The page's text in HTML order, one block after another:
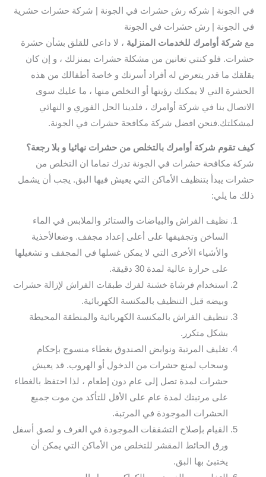
في الجونة | شركه رش حشرات في الجونة | شركة حشرات حشرية
في الجونة | رش حشرات في الجونة
مع شركة أوامرك للخدمات المنزلية ، لا داعي للقلق بشأن حشرة
حشرات. فلو كنتي تعانين من مشكلة حشرات بمنزلك ، و إن كان
يقلقك ما قدر يتعرض له أفراد أسرتك و خاصة أطفالك من هذه
الحشرة التي لا يمكنك رؤيتها أو التخلص منها ، ما عليك سوى
الاتصال بنا في شركة أوامرك ، فلدينا الحل الفوري و النهائي
لمشكلتك.فنحن افضل شركة مكافحة حشرات في الجونة.
كيف تقوم شركة أوامرك بالتخلص من حشرات نهائيا و بلا رجعة؟
شركة مكافحة حشرات في الجونة تدرك تماما ان التخلص من
حشرات يبدأ بتنظيف الأماكن التي يعيش فيها البق. يجب أن يشمل
ذلك ما يلي:
نظيف الفراش والبياضات والستائر والملابس في الماء
الساخن وتجفيفها على أعلى إعداد مجفف. وضعالأحذية
والأشياء الأخرى التي لا يمكن غسلها في المجفف و تشغيلها
على حرارة عالية لمدة 30 دقيقة.
استخدام فرشاة خشنة لفرك طبقات الفراش لإزالة حشرات
وبيضه قبل التنظيف بالمكنسة الكهربائية.
تنظيف الفراش بالمكنسة الكهربائية والمنطقة المحيطة
بشكل متكرر.
تغليف المرتبة ونوابض الصندوق بغطاء منسوج بإحكام
وسحاب لمنع حشرات من الدخول أو الهروب. قد يعيش
حشرات لمدة تصل إلى عام دون إطعام ، لذا احتفظ بالغطاء
على مرتبتك لمدة عام على الأقل للتأكد من موت جميع
الحشرات الموجودة في المرتبة.
القيام بإصلاح التشققات الموجودة في الغرف و لصق أسفل
ورق الحائط المقشر للتخلص من الأماكن التي يمكن أن
يختبئ بها البق.